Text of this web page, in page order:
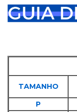
TAMANHO
P